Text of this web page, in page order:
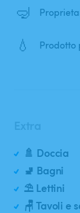
🤿
💧 Prodotto
🚿 Doccia
🚽 Bagni
⛱️ Lettini
🪑 Tavoli e